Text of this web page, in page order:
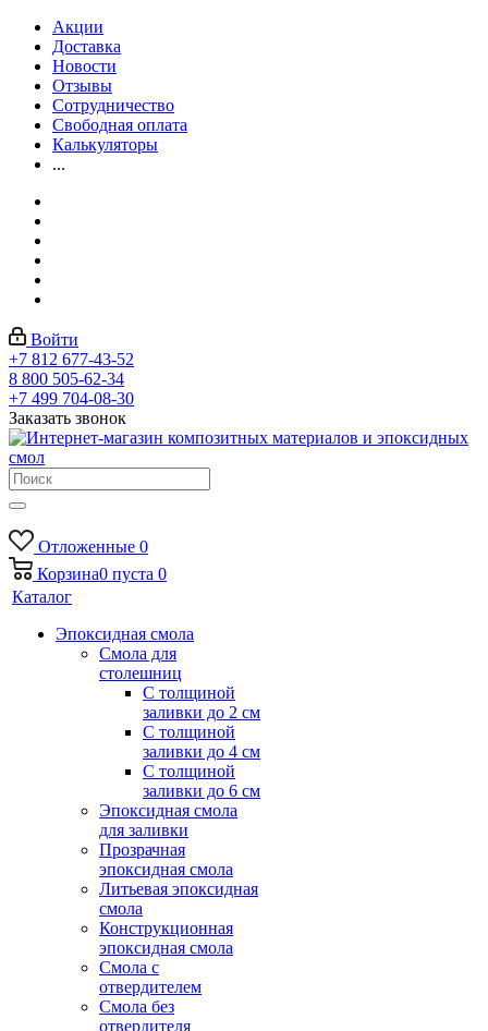
Акции
Доставка
Новости
Отзывы
Сотрудничество
Свободная оплата
Калькуляторы
...
Войти
+7 812 677-43-52
8 800 505-62-34
+7 499 704-08-30
Заказать звонок
Отложенные 0
Корзина0 пуста 0
Каталог
Эпоксидная смола
Смола для
столешниц
С толщиной
заливки до 2 см
С толщиной
заливки до 4 см
С толщиной
заливки до 6 см
Эпоксидная смола
для заливки
Прозрачная
эпоксидная смола
Литьевая эпоксидная
смола
Конструкционная
эпоксидная смола
Смола с
отвердителем
Смола без
отвердителя